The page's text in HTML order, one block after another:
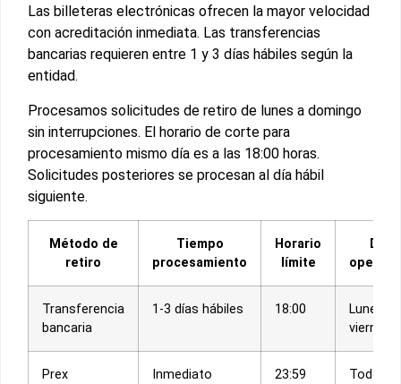
Las billeteras electrónicas ofrecen la mayor velocidad
con acreditación inmediata. Las transferencias
bancarias requieren entre 1 y 3 días hábiles según la
entidad.
Procesamos solicitudes de retiro de lunes a domingo
sin interrupciones. El horario de corte para
procesamiento mismo día es a las 18:00 horas.
Solicitudes posteriores se procesan al día hábil
siguiente.
Método de
retiro
Tiempo
procesamiento
Horario
límite
Días
Transferencia
bancaria
1-3 días hábiles 18:00
Lunes a
viernes
Prex Inmediato 23:59
Todos